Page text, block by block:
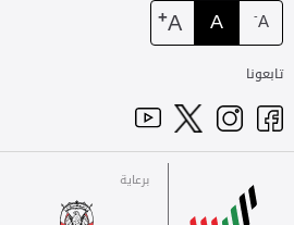
A
-
A
A
+
تابعونا
برعاية